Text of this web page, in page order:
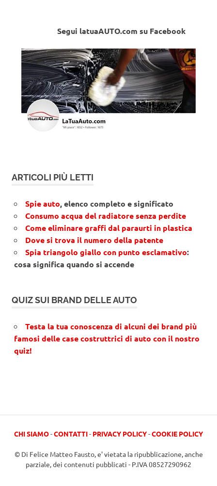
Segui latuaAUTO.com su Facebook
ARTICOLI PIÙ LETTI
Spie auto, elenco completo e significato
Consumo acqua del radiatore senza perdite
Come eliminare graffi dal paraurti in plastica
Dove si trova il numero della patente
Spia triangolo giallo con punto esclamativo:
cosa significa quando si accende
QUIZ SUI BRAND DELLE AUTO
Testa la tua conoscenza di alcuni dei brand più
famosi delle case costruttrici di auto con il nostro
quiz!
CHI SIAMO-CONTATTI- PRIVACY POLICY-COOKIE POLICY
© Di Felice Matteo Fausto, e' vietata la ripubblicazione, anche
parziale, dei contenuti pubblicati - P.IVA 08527290962